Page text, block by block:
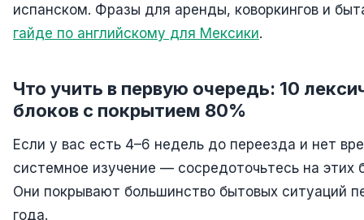
испанском. Фразы для аренды, коворкингов и
гайде по английскому для Мексики.
Что учить в первую очередь: 10
блоков с покрытием 80%
Если у вас есть 4–6 недель до переезда и нет
системное изучение — сосредоточьтесь на этих
Они покрывают большинство бытовых ситуаций
года.